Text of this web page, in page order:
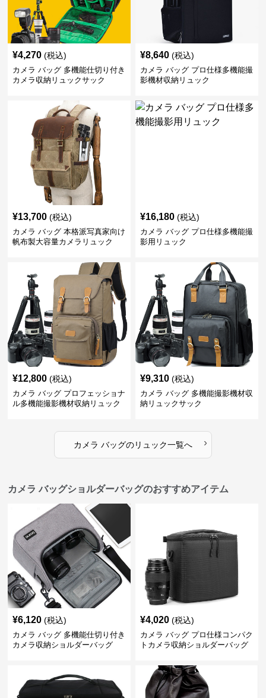
¥4,270 (税込)
カメラ バッグ 多機能仕切り付き
カメラ収納リュックサック
¥8,640 (税込)
カメラ バッグ プロ仕様多機能撮
影機材収納リュック
¥13,700 (税込)
カメラ バッグ 本格派写真家向け
帆布製大容量カメラリュック
¥16,180 (税込)
カメラ バッグ プロ仕様多機能撮
影用リュック
¥12,800 (税込)
カメラ バッグ プロフェッショナ
ル多機能撮影機材収納リュック
¥9,310 (税込)
カメラ バッグ 多機能撮影機材収
納リュックサック
カメラ バッグのリュック一覧へ ›
カメラ バッグショルダーバッグのおすすめアイテム
¥6,120 (税込)
カメラ バッグ 多機能仕切り付き
カメラ収納ショルダーバッグ
¥4,020 (税込)
カメラ バッグ プロ仕様コンパク
トカメラ収納ショルダーバッグ